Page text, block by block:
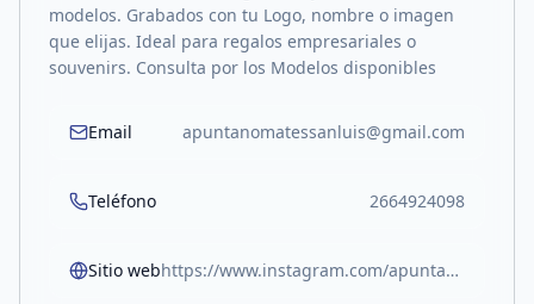
modelos. Grabados con tu Logo, nombre o imagen
que elijas. Ideal para regalos empresariales o
souvenirs. Consulta por los Modelos disponibles
Email apuntanomatessanluis@gmail.com
Teléfono 2664924098
Sitio web https://www.instagram.com/apuntanomatessl/